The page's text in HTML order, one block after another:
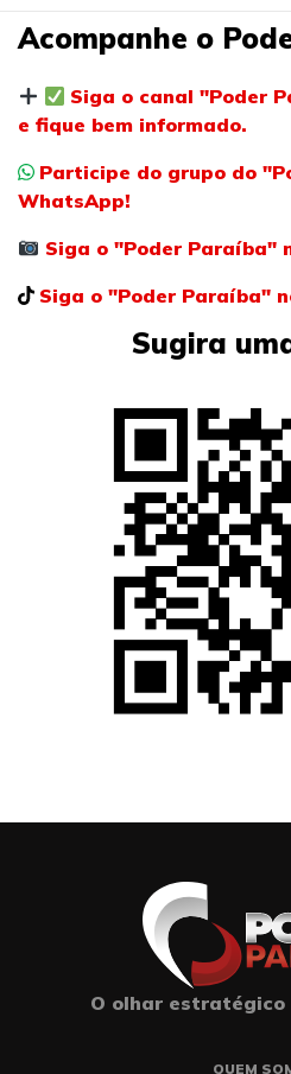
Acompanhe o
Siga o canal "Poder
e fique bem informado.
Participe do grupo do
WhatsApp!
Siga o "Poder Paraíba"
Siga o "Poder Paraíba"
Sugira
O olhar
QUEM